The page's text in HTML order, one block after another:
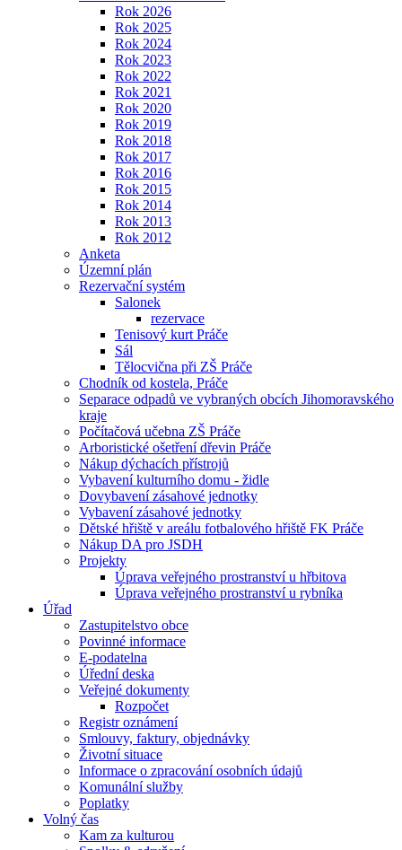
Rok 2026
Rok 2025
Rok 2024
Rok 2023
Rok 2022
Rok 2021
Rok 2020
Rok 2019
Rok 2018
Rok 2017
Rok 2016
Rok 2015
Rok 2014
Rok 2013
Rok 2012
Anketa
Územní plán
Rezervační systém
Salonek
rezervace
Tenisový kurt Práče
Sál
Tělocvična při ZŠ Práče
Chodník od kostela, Práče
Separace odpadů ve vybraných obcích Jihomoravského
kraje
Počítačová učebna ZŠ Práče
Arboristické ošetření dřevin Práče
Nákup dýchacích přístrojů
Vybavení kulturního domu - židle
Dovybavení zásahové jednotky
Vybavení zásahové jednotky
Dětské hřiště v areálu fotbalového hřiště FK Práče
Nákup DA pro JSDH
Projekty
Úprava veřejného prostranství u hřbitova
Úprava veřejného prostranství u rybníka
Úřad
Zastupitelstvo obce
Povinné informace
E-podatelna
Úřední deska
Veřejné dokumenty
Rozpočet
Registr oznámení
Smlouvy, faktury, objednávky
Životní situace
Informace o zpracování osobních údajů
Komunální služby
Poplatky
Volný čas
Kam za kulturou